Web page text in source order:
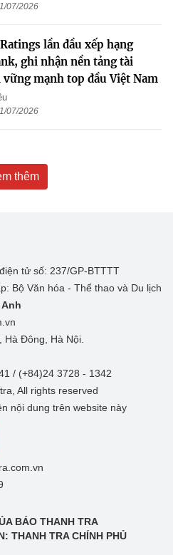
07/2026
lần đầu xếp hạng
ghi nhận nền tảng tài
mạnh top đầu Việt Nam
07/2026
thêm
tử số: 237/GP-BTTTT
Bộ Văn hóa - Thể thao và Du lịch
Đông, Hà Nội.
/ (+84)24 3728 - 1342
All rights reserved
nội dung trên website này
BÁO THANH TRA
THANH TRA CHÍNH PHỦ